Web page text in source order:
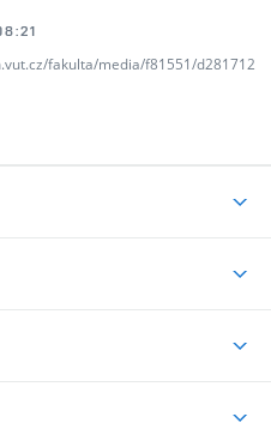
fakulta/media/f81551/d281712